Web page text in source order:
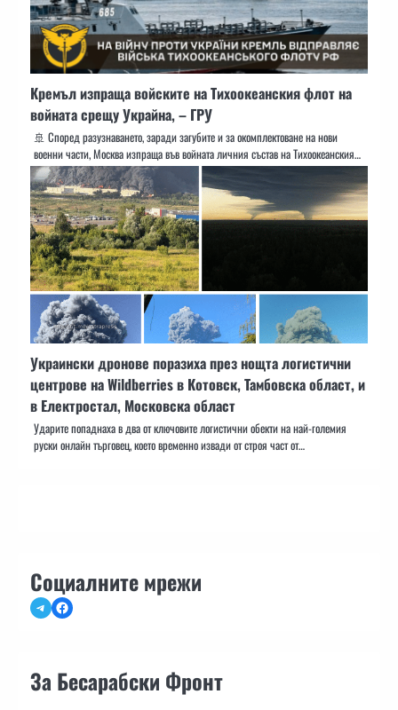
Кремъл изпраща войските на Тихоокеанския флот на
войната срещу Украйна, – ГРУ
🚢 Според разузнаването, заради загубите и за окомплектоване на нови
военни части, Москва изпраща във войната личния състав на Тихоокеанския…
Украински дронове поразиха през нощта логистични
центрове на Wildberries в Котовск, Тамбовска област, и
в Електростал, Московска област
Ударите попаднаха в два от ключовите логистични обекти на най-големия
руски онлайн търговец, което временно извади от строя част от…
Социалните мрежи
TelegramFacebook
За Бесарабски Фронт